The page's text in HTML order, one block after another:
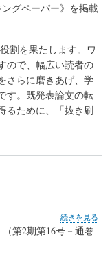
グペーパー》を掲載
割を果たします。ワ
ので、幅広い読者の
さらに磨きあげ、学
す。既発表論文の転
るために、「抜き刷
第
16
号
続きを見る
第2期第16号－通巻